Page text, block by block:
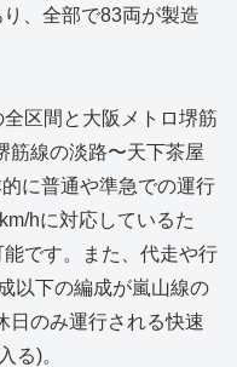
、全部で83両が製造
区間と大阪メトロ堺筋
筋線の淡路〜天下茶屋
に普通や準急での運行
hに対応しているた
です。また、代走や行
以下の編成が嵐山線の
日のみ運行される快速
る)。